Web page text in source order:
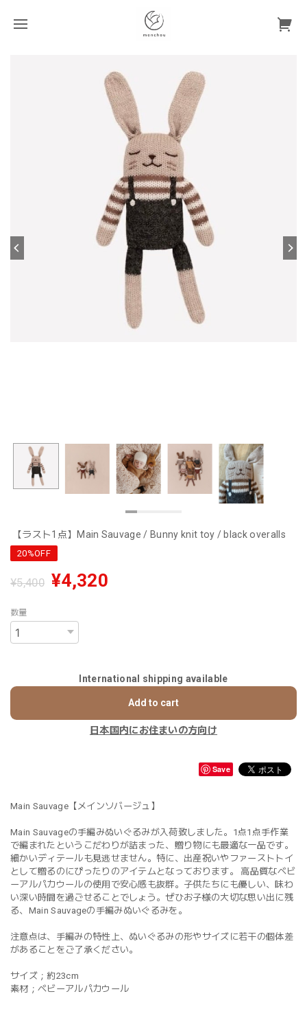
【ラスト1点】Main Sauvage / Bunny knit toy / black overalls
20%OFF
¥5,400 ¥4,320
数量
International shipping available
Add to cart
日本国内にお住まいの方向け
Save
Main Sauvage【メインソバージュ】
Main Sauvageの手編みぬいぐるみが入荷致しました。1点1点手作業
で編まれたというこだわりが詰まった、贈り物にも最適な一品です。
細かいディテールも見逃せません。特に、出産祝いやファーストトイ
として贈るのにぴったりのアイテムとなっております。 高品質なベビ
ーアルパカウールの使用で安心感も抜群。子供たちにも優しい、味わ
い深い時間を過ごせることでしょう。ぜひお子様の大切な思い出に残
る、Main Sauvageの手編みぬいぐるみを。
注意点は、手編みの特性上、ぬいぐるみの形やサイズに若干の個体差
があることをご了承ください。
サイズ；約23cm
素材；ベビーアルパカウール